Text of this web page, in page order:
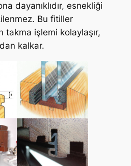
dayanıklıdır, esnekliği
Bu fitiller
takma işlemi kolaylaşır,
kalkar.